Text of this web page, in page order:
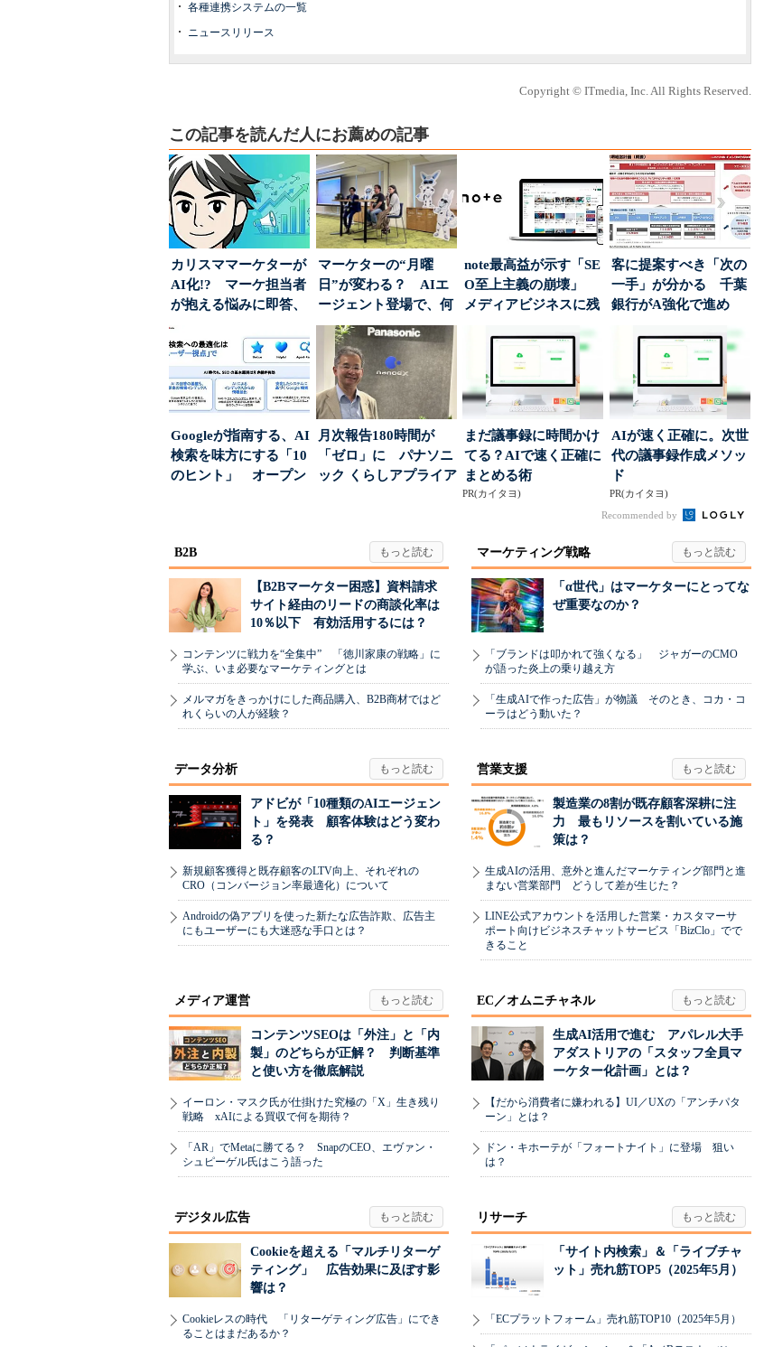
各種連携システムの一覧
ニュースリリース
Copyright © ITmedia, Inc. All Rights Reserved.
この記事を読んだ人にお薦めの記事
カリスママーケターが
AI化!? マーケ担当者
が抱える悩みに即答、
実力は？
マーケターの“月曜
日”が変わる？ AIエ
ージェント登場で、何
が起きるか
note最高益が示す「SE
O至上主義の崩壊」
メディアビジネスに残
客に提案すべき「次の
一手」が分かる 千葉
銀行がA強化で進め
Googleが指南する、AI
検索を味方にする「10
のヒント」 オープン
月次報告180時間が
「ゼロ」に パナソニ
ック くらしアプライア
まだ議事録に時間かけ
てる？AIで速く正確に
まとめる術
PR(カイタヨ)
AIが速く正確に。次世
代の議事録作成メソッ
ド
PR(カイタヨ)
Recommended by
B2B
【B2Bマーケター困惑】資料請求
サイト経由のリードの商談化率は
10％以下 有効活用するには？
コンテンツに戦力を“全集中” 「徳川家康の戦略」に
学ぶ、いま必要なマーケティングとは
メルマガをきっかけにした商品購入、B2B商材ではど
れくらいの人が経験？
マーケティング戦略
「α世代」はマーケターにとってな
ぜ重要なのか？
「ブランドは叩かれて強くなる」 ジャガーのCMO
が語った炎上の乗り越え方
「生成AIで作った広告」が物議 そのとき、コカ・コ
ーラはどう動いた？
データ分析
アドビが「10種類のAIエージェン
ト」を発表 顧客体験はどう変わ
る？
新規顧客獲得と既存顧客のLTV向上、それぞれの
CRO（コンバージョン率最適化）について
Androidの偽アプリを使った新たな広告詐欺、広告主
にもユーザーにも大迷惑な手口とは？
営業支援
製造業の8割が既存顧客深耕に注
力 最もリソースを割いている施
策は？
生成AIの活用、意外と進んだマーケティング部門と進
まない営業部門 どうして差が生じた？
LINE公式アカウントを活用した営業・カスタマーサ
ポート向けビジネスチャットサービス「BizClo」でで
きること
メディア運営
コンテンツSEOは「外注」と「内
製」のどちらが正解？ 判断基準
と使い方を徹底解説
イーロン・マスク氏が仕掛けた究極の「X」生き残り
戦略 xAIによる買収で何を期待？
「AR」でMetaに勝てる？ SnapのCEO、エヴァン・
シュピーゲル氏はこう語った
EC／オムニチャネル
生成AI活用で進む アパレル大手
アダストリアの「スタッフ全員マ
ーケター化計画」とは？
【だから消費者に嫌われる】UI／UXの「アンチパタ
ーン」とは？
ドン・キホーテが「フォートナイト」に登場 狙い
は？
デジタル広告
Cookieを超える「マルチリターゲ
ティング」 広告効果に及ぼす影
響は？
Cookieレスの時代 「リターゲティング広告」にでき
ることはまだあるか？
リサーチ
「サイト内検索」＆「ライブチャ
ット」売れ筋TOP5（2025年5月）
「ECプラットフォーム」売れ筋TOP10（2025年5月）